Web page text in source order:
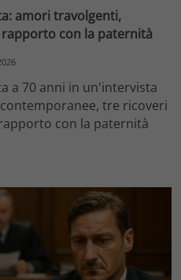
amori travolgenti,
con la paternità
a 70 anni in un'intervista
tre ricoveri
con la paternità